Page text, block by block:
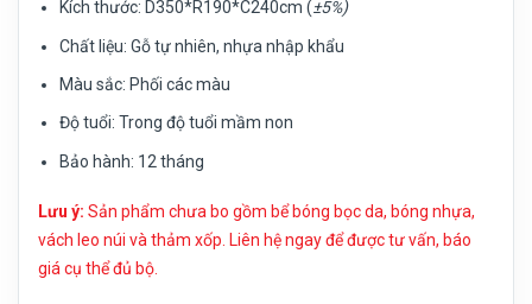
Kích thước: D350*R190*C240cm (±5%)
Chất liệu: Gỗ tự nhiên, nhựa nhập khẩu
Màu sắc: Phối các màu
Độ tuổi: Trong độ tuổi mầm non
Bảo hành: 12 tháng
Lưu ý: Sản phẩm chưa bo gồm bể bóng bọc da, bóng nhựa,
vách leo núi và thảm xốp. Liên hệ ngay để được tư vấn, báo
giá cụ thể đủ bộ.